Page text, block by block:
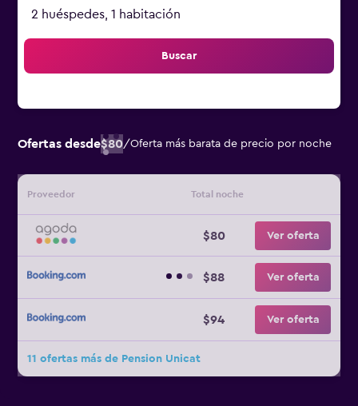
2 huéspedes, 1 habitación
Buscar
Ofertas desde$80/Oferta más barata de precio por noche
Proveedor Total noche
$80 Ver oferta
$88 Ver oferta
$94 Ver oferta
11 ofertas más de Pension Unicat